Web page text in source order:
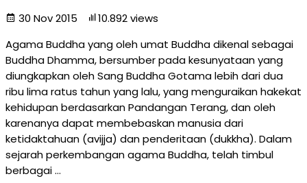
30 Nov 2015
10.892 views
Agama Buddha yang oleh umat Buddha dikenal sebagai
Buddha Dhamma, bersumber pada kesunyataan yang
diungkapkan oleh Sang Buddha Gotama lebih dari dua
ribu lima ratus tahun yang lalu, yang menguraikan hakekat
kehidupan berdasarkan Pandangan Terang, dan oleh
karenanya dapat membebaskan manusia dari
ketidaktahuan (avijja) dan penderitaan (dukkha). Dalam
sejarah perkembangan agama Buddha, telah timbul
berbagai …